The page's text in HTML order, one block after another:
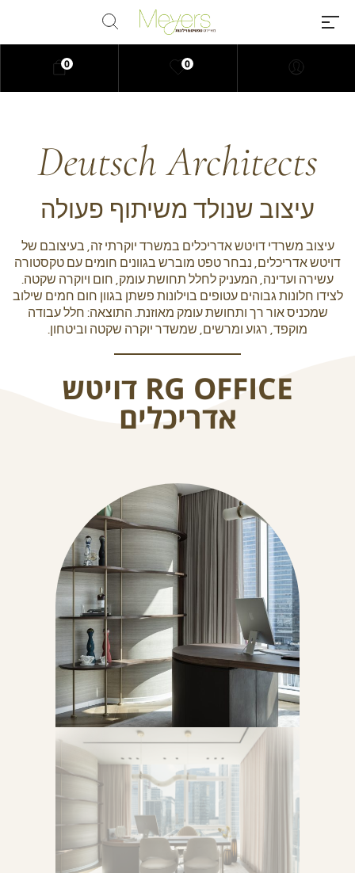
Millions of people around the
sell creative assets, use smart
design templates, learn creative
skills or even hire freelancers.
With an industry-leading
marketplace paired with an
unlimited subscription service,
Envato helps creatives like you
get projects done faster.
About Envato
Sitemap
Community
Blog
Forums
Meetups
0
0
Deutsch Architects
עיצוב שנולד משיתוף פעולה
עיצוב משרדי דויטש אדריכלים במשרד יוקרתי זה, בעיצובם של
דויטש אדריכלים, נבחר טפט מוברש בגוונים חומים עם טקסטורה
עשירה ועדינה, המעניק לחלל תחושת עומק, חום ויוקרה שקטה.
לצידו חלונות גבוהים עטופים בוילונות פשתן בגוון חום חמים שילוב
שמכניס אור רך ותחושת עומק מאוזנת. התוצאה: חלל עבודה
מוקפד, רגוע ומרשים, שמשדר יוקרה שקטה וביטחון.
RG OFFICE דויטש
אדריכלים